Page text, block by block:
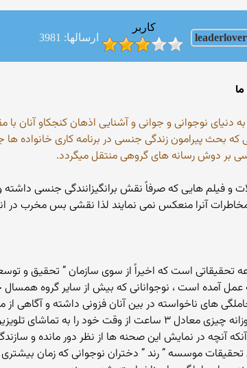
leaderlover
کاربر
ارسالها: 3981
دنیای نوجوانی و جوانی و آشنایی اذهان کنجکاو
که بحث پیرامون زندگی جنسی در برنامه کاری
بر دوش رسانه های گروهی منتقل میگردد.
و فیلم هایی که صرفاً نقش برانگیزانندگی جنسی
آنرا منعکس نمی نمایند لذا نقشی بس مخرب در
تحقیقاتی است که اخیراً از سوی سازمان ” تحقیق و
۱۷- ۱۲ سال به عمل آمده است ، نوجوانانی که بیش از سایر
حاملگی های ناخواسته در بین آنان فزونی داشته و
نظر به اینکه نوجوانان روزانه چیزی معادل ۳ ساعت
آنچه در نمایش این صحنه ها از نظر دور مانده و